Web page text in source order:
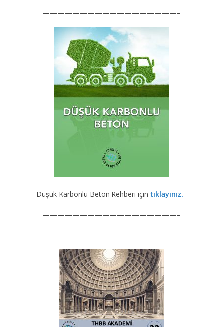
——————————————————–
Düşük Karbonlu Beton Rehberi için tıklayınız.
——————————————————–